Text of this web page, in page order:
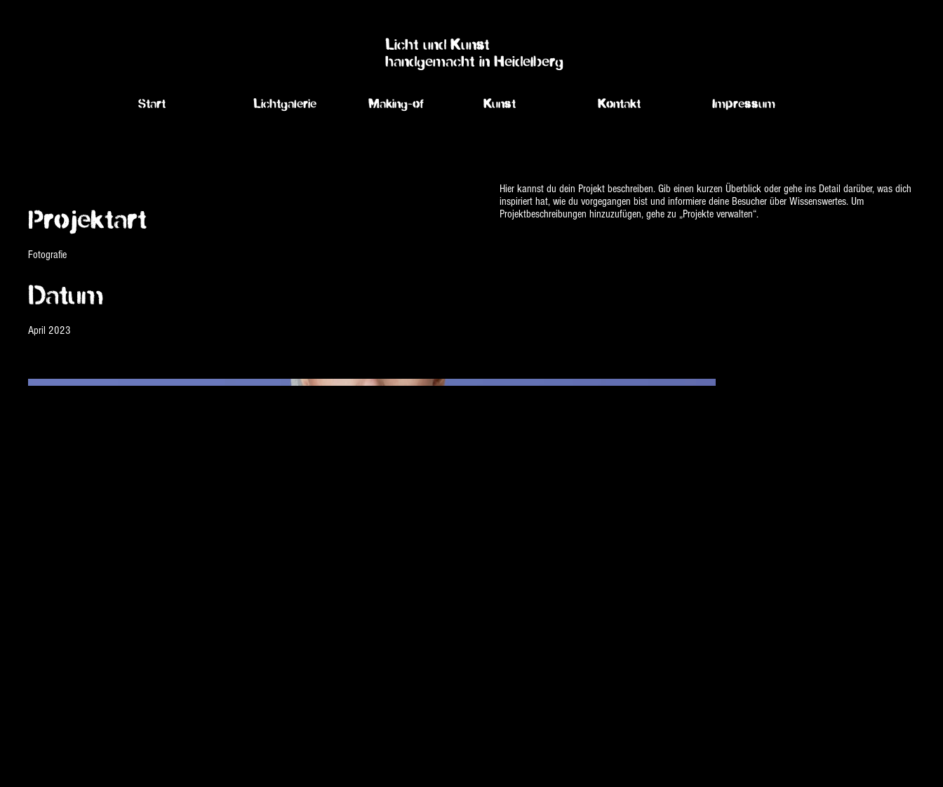
Licht und Kunst
handgemacht in Heidelberg
Start Lichtgalerie Making-of Kunst Kontakt Impressum
Projektart
Fotografie
Datum
April 2023
Hier kannst du dein Projekt beschreiben. Gib einen kurzen Überblick oder gehe ins Detail darüber, was dich
inspiriert hat, wie du vorgegangen bist und informiere deine Besucher über Wissenswertes. Um
Projektbeschreibungen hinzuzufügen, gehe zu „Projekte verwalten“.